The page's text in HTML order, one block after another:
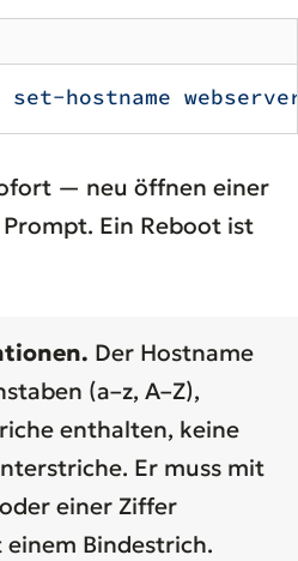
set-hostname
— neu öffnen einer
Ein Reboot ist
Der Hostname
(a–z, A–Z),
enthalten, keine
Er muss mit
einer Ziffer
Bindestrich.